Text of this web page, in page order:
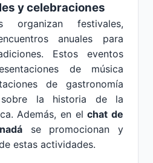
y celebraciones
organizan festivales,
anuales para
Estos eventos
de música
de gastronomía
la historia de la
Además, en elchat de
se promocionan y
estas actividades.